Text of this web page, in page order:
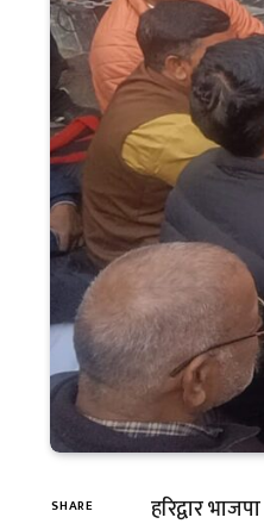
SHARE
हरिद्वार